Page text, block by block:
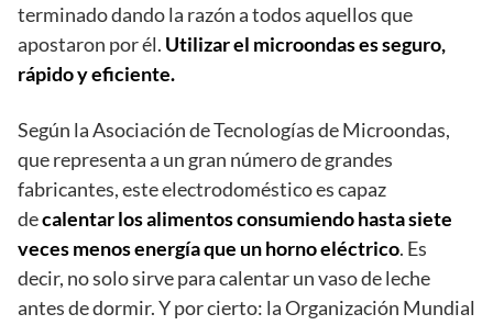
terminado dando la razón a todos aquellos que
apostaron por él. Utilizar el microondas es seguro,
rápido y eficiente.
Según la Asociación de Tecnologías de Microondas,
que representa a un gran número de grandes
fabricantes, este electrodoméstico es capaz
decalentar los alimentos consumiendo hasta siete
veces menos energía que un horno eléctrico. Es
decir, no solo sirve para calentar un vaso de leche
antes de dormir. Y por cierto: la Organización Mundial